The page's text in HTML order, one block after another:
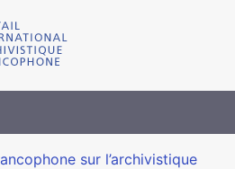
sur l’archivistique